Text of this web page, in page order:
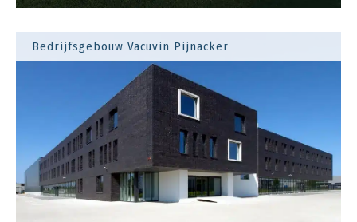
Bedrijfsgebouw Vacuvin Pijnacker